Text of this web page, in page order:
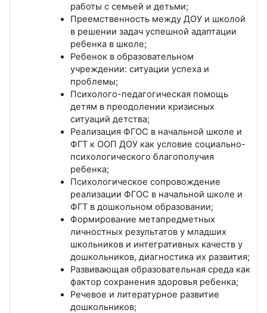
работы с семьей и детьми;
Преемственность между ДОУ и школой
в решении задач успешной адаптации
ребенка в школе;
Ребенок в образовательном
учреждении: ситуации успеха и
проблемы;
Психолого-педагогическая помощь
детям в преодолении кризисных
ситуаций детства;
Реализация ФГОС в начальной школе и
ФГТ к ООП ДОУ как условие социально-
психологического благополучия
ребенка;
Психологическое сопровождение
реализации ФГОС в начальной школе и
ФГТ в дошкольном образовании;
Формирование метапредметных
личностных результатов у младших
школьников и интегративных качеств у
дошкольников, диагностика их развития;
Развивающая образовательная среда как
фактор сохранения здоровья ребенка;
Речевое и литературное развитие
дошкольников;